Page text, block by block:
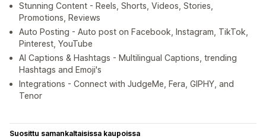
Stunning Content - Reels, Shorts, Videos, Stories,
Promotions, Reviews
Auto Posting - Auto post on Facebook, Instagram, TikTok,
Pinterest, YouTube
AI Captions & Hashtags - Multilingual Captions, trending
Hashtags and Emoji's
Integrations - Connect with JudgeMe, Fera, GIPHY, and
Tenor
Suosittu samankaltaisissa kaupoissa